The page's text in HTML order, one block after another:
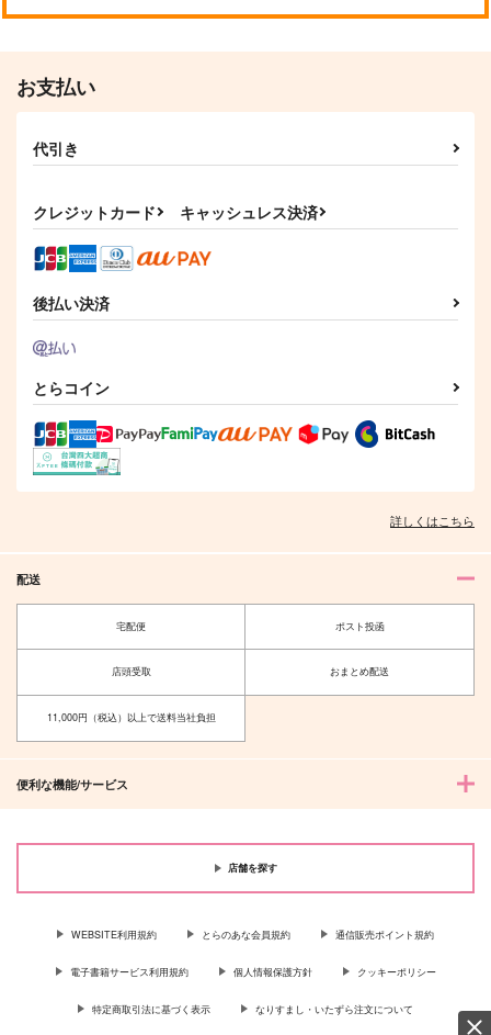
お支払い
代引き
クレジットカード キャッシュレス決済
後払い決済
とらコイン
詳しくはこちら
配送
宅配便 ポスト投函
店頭受取 おまとめ配送
11,000円（税込）以上で送料当社負担
便利な機能/サービス
店舗を探す
WEBSITE利用規約 とらのあな会員規約 通信販売ポイント規約
電子書籍サービス利用規約 個人情報保護方針 クッキーポリシー
特定商取引法に基づく表示 なりすまし・いたずら注文について